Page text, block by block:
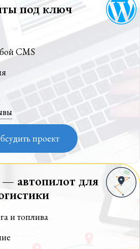
под ключ
CMS
проект
автопилот для
и топлива